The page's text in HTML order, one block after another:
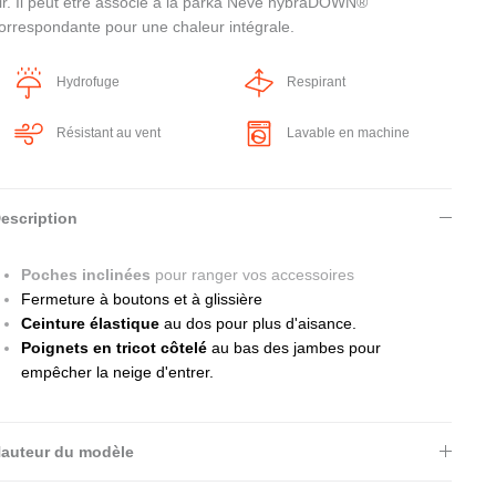
pour une chaleur intégrale.
Hydrofuge
Résistant au vent
Respirant
Lavable en machine
Poches inclinées pour ranger vos accessoires
Fermeture à boutons et à glissière
Ceinture élastiqueau dos pour plus d'aisance.
Poignets en tricot côteléau bas des jambes pour
empêcher la neige d'entrer.
du modèle